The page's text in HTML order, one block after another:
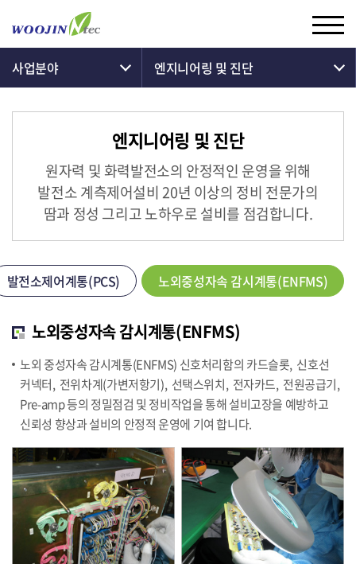
사업분야 엔지니어링 및 진단
엔지니어링 및 진단
원자력 및 화력발전소의 안정적인 운영을 위해
발전소 계측제어설비 20년 이상의 정비 전문가의
땀과 정성 그리고 노하우로 설비를 점검합니다.
발전소제어계통(PCS) 노외중성자속 감시계통(ENFMS)
노외중성자속 감시계통(ENFMS)
노외 중성자속 감시계통(ENFMS) 신호처리함의 카드슬롯, 신호선
커넥터, 전위차계(가변저항기), 선택스위치, 전자카드, 전원공급기,
Pre-amp 등의 정밀점검 및 정비작업을 통해 설비고장을 예방하고
신뢰성 향상과 설비의 안정적 운영에 기여 합니다.